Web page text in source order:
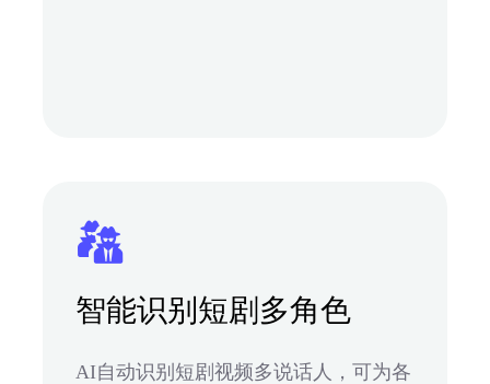
智能识别短剧多角色
AI自动识别短剧视频多说话人，可为各